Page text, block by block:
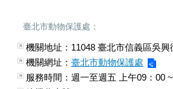
臺北市動物保護處：
機關地址： 11048 臺北市信義區吳興
機關網址： 臺北市動物保護處
服務時間： 週一至週五 上午09：00